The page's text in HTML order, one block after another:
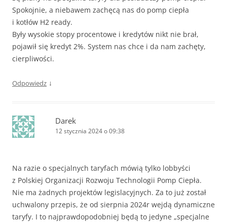
Spokojnie, a niebawem zachęcą nas do pomp ciepła
i kotłów H2 ready.
Były wysokie stopy procentowe i kredytów nikt nie brał,
pojawił się kredyt 2%. System nas chce i da nam zachęty,
cierpliwości.
Odpowiedz ↓
Darek
12 stycznia 2024 o 09:38
Na razie o specjalnych taryfach mówią tylko lobbyści
z Polskiej Organizacji Rozwoju Technologii Pomp Ciepła.
Nie ma żadnych projektów legislacyjnych. Za to już został
uchwalony przepis, że od sierpnia 2024r wejdą dynamiczne
taryfy. I to najprawdopodobniej będą to jedyne „specjalne